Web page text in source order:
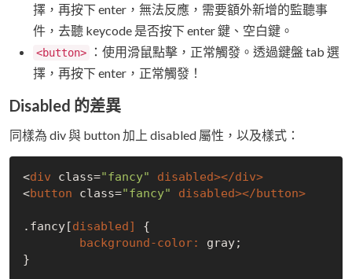
擇，再按下 enter，無法反應，需要額外新增的監聽事
件，去聽 keycode 是否按下 enter 鍵、空白鍵。
<button>
：使用滑鼠點擊，正常觸發。透過鍵盤 tab 選
擇，再按下 enter，正常觸發！
Disabled 的差異
同樣為 div 與 button 加上 disabled 屬性，以及樣式：
<div class="fancy"
disabled></div>
<button class="fancy" disabled></button>
.fancy[disabled] {
background-color: gray;